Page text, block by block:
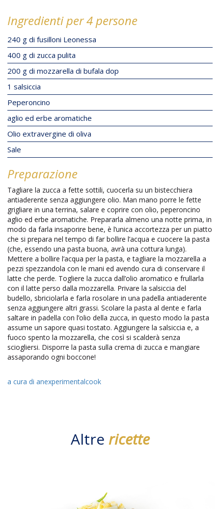
Ingredienti per 4 persone
240 g di fusilloni Leonessa
400 g di zucca pulita
200 g di mozzarella di bufala dop
1 salsiccia
Peperoncino
aglio ed erbe aromatiche
Olio extravergine di oliva
Sale
Preparazione
Tagliare la zucca a fette sottili, cuocerla su un bistecchiera
antiaderente senza aggiungere olio. Man mano porre le fette
grigliare in una terrina, salare e coprire con olio, peperoncino
aglio ed erbe aromatiche. Prepararla almeno una notte prima, in
modo da farla insaporire bene, è l’unica accortezza per un piatto
che si prepara nel tempo di far bollire l’acqua e cuocere la pasta
(che, essendo una pasta buona, avrà una cottura lunga).
Mettere a bollire l’acqua per la pasta, e tagliare la mozzarella a
pezzi spezzandola con le mani ed avendo cura di conservare il
latte che perde. Togliere la zucca dall’olio aromatico e frullarla
con il latte perso dalla mozzarella. Privare la salsiccia del
budello, sbriciolarla e farla rosolare in una padella antiaderente
senza aggiungere altri grassi. Scolare la pasta al dente e farla
saltare in padella con l’olio della zucca, in questo modo la pasta
assume un sapore quasi tostato. Aggiungere la salsiccia e, a
fuoco spento la mozzarella, che così si scalderà senza
sciogliersi. Disporre la pasta sulla crema di zucca e mangiare
assaporando ogni boccone!
a cura di anexperimentalcook
Altre ricette